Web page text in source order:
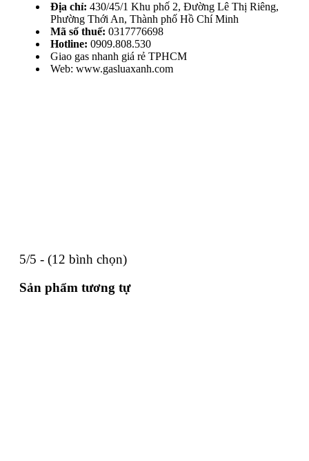
Địa chỉ: 430/45/1 Khu phố 2, Đường Lê Thị Riêng,
Phường Thới An, Thành phố Hồ Chí Minh
Mã số thuế: 0317776698
Hotline: 0909.808.530
Giao gas nhanh giá rẻ TPHCM
Web: www.gasluaxanh.com
5/5 - (12 bình chọn)
Sản phẩm tương tự